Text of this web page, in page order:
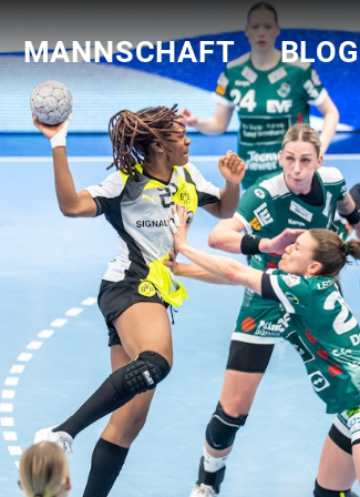
MANNSCHAFT BLOG